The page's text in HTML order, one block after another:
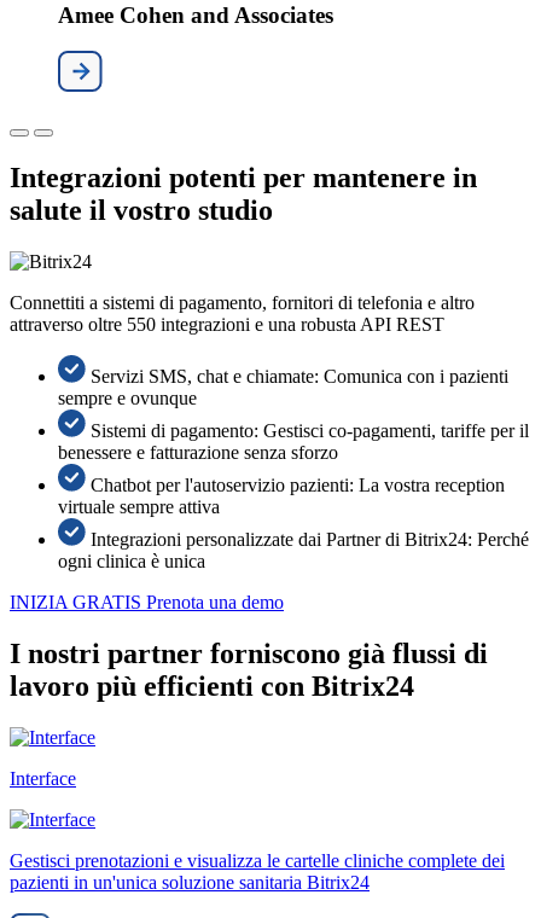
Amee Cohen and Associates
Integrazioni potenti per mantenere in
salute il vostro studio
Connettiti a sistemi di pagamento, fornitori di telefonia e altro
attraverso oltre 550 integrazioni e una robusta API REST
Servizi SMS, chat e chiamate: Comunica con i pazienti
sempre e ovunque
Sistemi di pagamento: Gestisci co-pagamenti, tariffe per il
benessere e fatturazione senza sforzo
Chatbot per l'autoservizio pazienti: La vostra reception
virtuale sempre attiva
Integrazioni personalizzate dai Partner di Bitrix24: Perché
ogni clinica è unica
INIZIA GRATIS Prenota una demo
I nostri partner forniscono già flussi di
lavoro più efficienti con Bitrix24
Interface
Gestisci prenotazioni e visualizza le cartelle cliniche complete dei
pazienti in un'unica soluzione sanitaria Bitrix24